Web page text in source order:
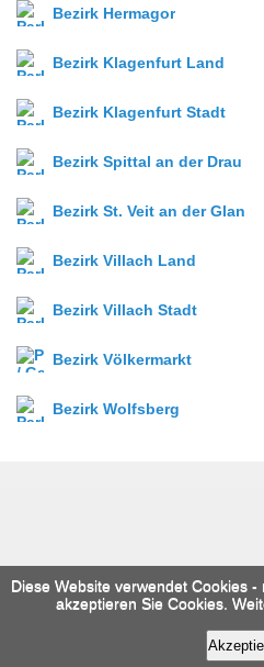
Bezirk Hermagor
Bezirk Klagenfurt Land
Bezirk Klagenfurt Stadt
Bezirk Spittal an der Drau
Bezirk St. Veit an der Glan
Bezirk Villach Land
Bezirk Villach Stadt
Bezirk Völkermarkt
Bezirk Wolfsberg
Diese Website verwendet Cookies
akzeptieren Sie Cookies.